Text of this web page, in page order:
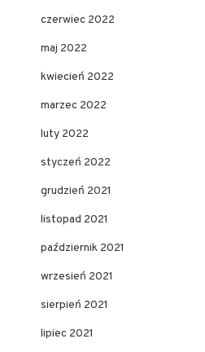
czerwiec 2022
maj 2022
kwiecień 2022
marzec 2022
luty 2022
styczeń 2022
grudzień 2021
listopad 2021
październik 2021
wrzesień 2021
sierpień 2021
lipiec 2021